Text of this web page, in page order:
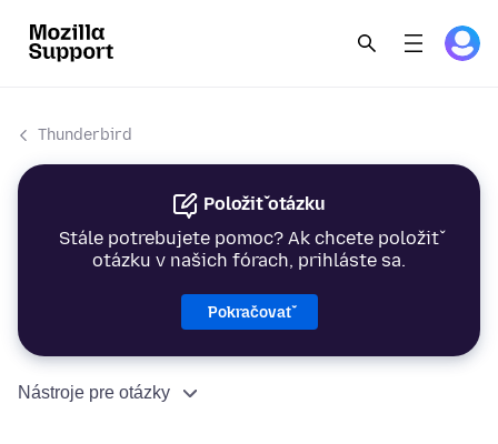
Thunderbird
Položiť otázku
Stále potrebujete pomoc? Ak chcete položiť
otázku v našich fórach, prihláste sa.
Pokračovať
Nástroje pre otázky